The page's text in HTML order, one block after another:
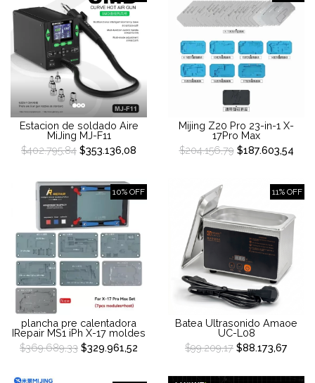
Estacion de soldado Aire
MiJing MJ-F11
$402.795,84 $353.136,08
Mijing Z20 Pro 23-in-1 X-
17Pro Max
$204.156,79$187.603,54
10% OFF
plancha pre calentadora
IRepair MS1 iPh X-17 moldes
$369.689,33 $329.961,52
11% OFF
Batea Ultrasonido Amaoe
UC-L08
$99.209,17 $88.173,67